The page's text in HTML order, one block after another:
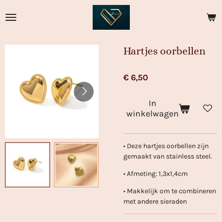
direct
Hartjes oorbellen
€ 6,50
In
winkelwagen
• Deze hartjes oorbellen zijn
gemaakt van stainless steel.
• Afmeting: 1,3x1,4cm
• Makkelijk om te combineren
met andere sieraden